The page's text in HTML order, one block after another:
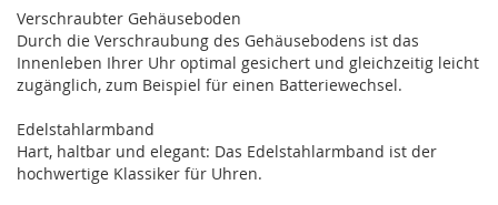
Verschraubter Gehäuseboden
Durch die Verschraubung des Gehäusebodens ist das
Innenleben Ihrer Uhr optimal gesichert und gleichzeitig leicht
zugänglich, zum Beispiel für einen Batteriewechsel.
Edelstahlarmband
Hart, haltbar und elegant: Das Edelstahlarmband ist der
hochwertige Klassiker für Uhren.